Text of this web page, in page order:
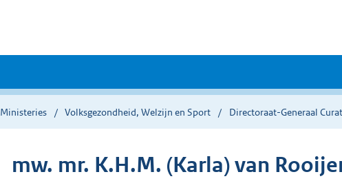
Ministeries Volksgezondheid, Welzijn en Sport Directoraat-Generaal
mw. mr. K.H.M. (Karla) van